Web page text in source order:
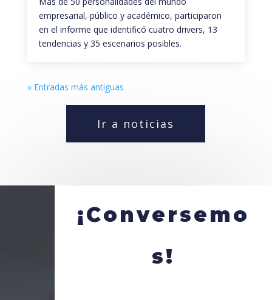
empresarial, público y académico, participaron
en el informe que identificó cuatro drivers, 13
tendencias y 35 escenarios posibles.
« Entradas más antiguas
Ir a noticias
¡Conversemo
s!